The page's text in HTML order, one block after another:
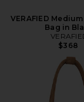
VERAFIED
Bag in
$368